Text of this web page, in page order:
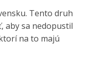
Tento druh
aby sa nedopustil
na to majú